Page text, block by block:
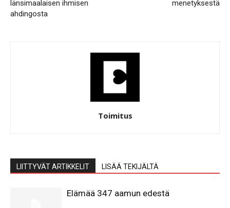
länsimaalaisen ihmisen
ahdingosta
menetyksestä
Toimitus
LIITTYVÄT ARTIKKELIT LISÄÄ TEKIJÄLTÄ
Elämää 347 aamun edestä